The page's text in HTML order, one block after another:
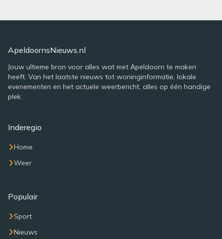
ApeldoornsNieuws.nl
Jouw ultieme bron voor alles wat met Apeldoorn te maken
heeft. Van het laatste nieuws tot woninginformatie, lokale
evenementen en het actuele weerbericht, alles op één handige
plek.
Inderegio
Home
Weer
Populair
Sport
Nieuws